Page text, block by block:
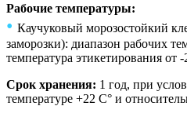
Рабочие температуры:
• Каучуковый морозостойкий
заморозки): диапазон рабочих
температура этикетирования от
Срок хранения: 1 год, при
температуре +22 С° и